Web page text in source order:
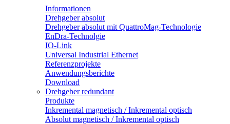
Informationen
Drehgeber absolut
Drehgeber absolut mit QuattroMag-Technologie
EnDra-Technolgie
IO-Link
Universal Industrial Ethernet
Referenzprojekte
Anwendungsberichte
Download
Drehgeber redundant
Produkte
Inkremental magnetisch / Inkremental optisch
Absolut magnetisch / Inkremental optisch